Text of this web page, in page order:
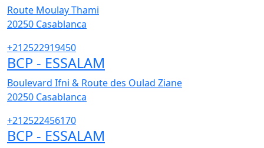
Route Moulay Thami
20250 Casablanca
+212522919450
BCP - ESSALAM
Boulevard Ifni & Route des Oulad Ziane
20250 Casablanca
+212522456170
BCP - ESSALAM